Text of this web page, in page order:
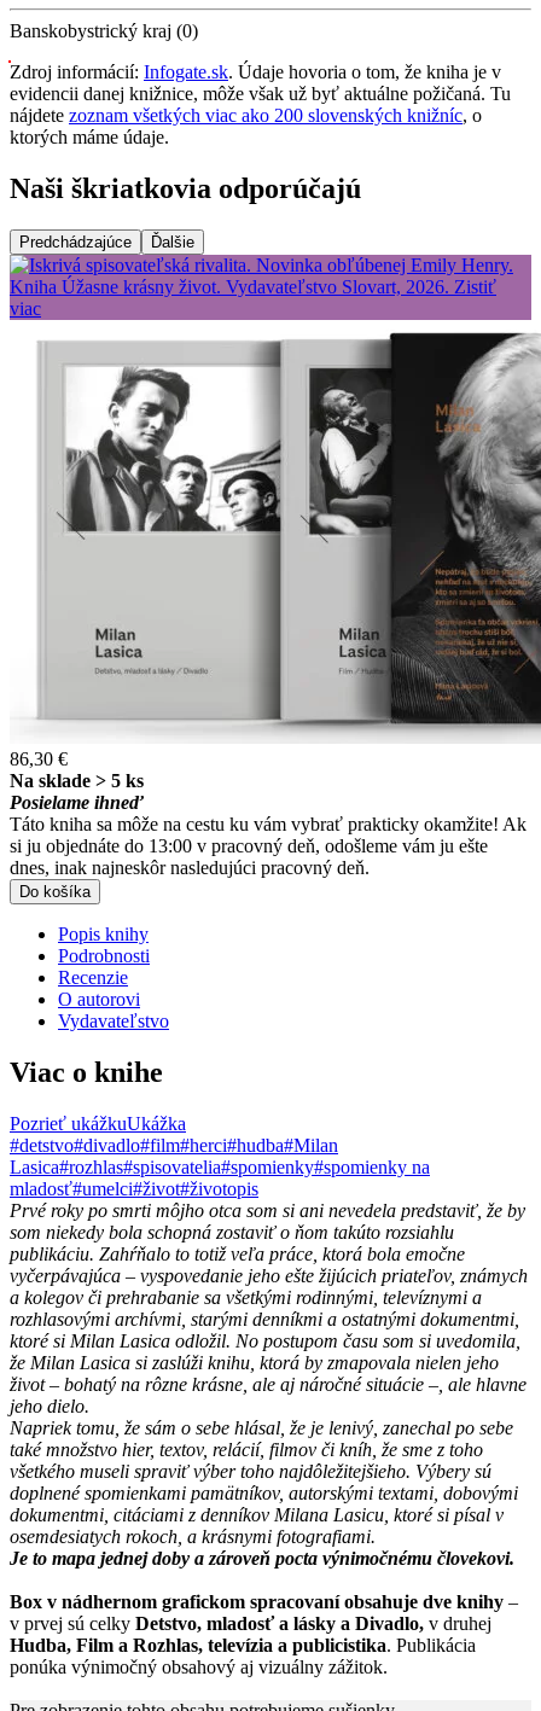
Banskobystrický kraj (0)
Zdroj informácií: Infogate.sk. Údaje hovoria o tom, že kniha je v
evidencii danej knižnice, môže však už byť aktuálne požičaná. Tu
nájdete zoznam všetkých viac ako 200 slovenských knižníc, o
ktorých máme údaje.
Naši škriatkovia odporúčajú
Predchádzajúce Ďalšie
86,30 €
Na sklade > 5 ks
Posielame ihneď
Táto kniha sa môže na cestu ku vám vybrať prakticky okamžite! Ak
si ju objednáte do 13:00 v pracovný deň, odošleme vám ju ešte
dnes, inak najneskôr nasledujúci pracovný deň.
Do košíka
Popis knihy
Podrobnosti
Recenzie
O autorovi
Vydavateľstvo
Viac o knihe
Pozrieť ukážkuUkážka
#detstvo#divadlo#film#herci#hudba#Milan
Lasica#rozhlas#spisovatelia#spomienky#spomienky na
mladosť#umelci#život#životopis
Prvé roky po smrti môjho otca som si ani nevedela predstaviť, že by
som niekedy bola schopná zostaviť o ňom takúto rozsiahlu
publikáciu. Zahŕňalo to totiž veľa práce, ktorá bola emočne
vyčerpávajúca – vyspovedanie jeho ešte žijúcich priateľov, známych
a kolegov či prehrabanie sa všetkými rodinnými, televíznymi a
rozhlasovými archívmi, starými denníkmi a ostatnými dokumentmi,
ktoré si Milan Lasica odložil. No postupom času som si uvedomila,
že Milan Lasica si zaslúži knihu, ktorá by zmapovala nielen jeho
život – bohatý na rôzne krásne, ale aj náročné situácie –, ale hlavne
jeho dielo.
Napriek tomu, že sám o sebe hlásal, že je lenivý, zanechal po sebe
také množstvo hier, textov, relácií, filmov či kníh, že sme z toho
všetkého museli spraviť výber toho najdôležitejšieho. Výbery sú
doplnené spomienkami pamätníkov, autorskými textami, dobovými
dokumentmi, citáciami z denníkov Milana Lasicu, ktoré si písal v
osemdesiatych rokoch, a krásnymi fotografiami.
Je to mapa jednej doby a zároveň pocta výnimočnému človekovi.
Box v nádhernom grafickom spracovaní obsahuje dve knihy –
v prvej sú celky Detstvo, mladosť a lásky a Divadlo, v druhej
Hudba, Film a Rozhlas, televízia a publicistika. Publikácia
ponúka výnimočný obsahový aj vizuálny zážitok.